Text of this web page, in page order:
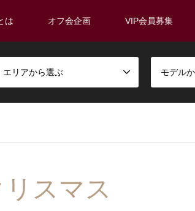
は オフ会企画 VIP会員募集
エリアから選ぶ モデル
リスマス